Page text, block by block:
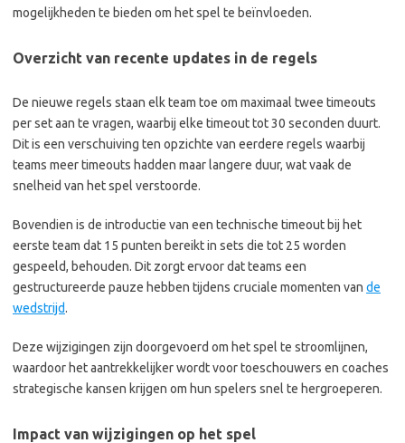
mogelijkheden te bieden om het spel te beïnvloeden.
Overzicht van recente updates in de regels
De nieuwe regels staan elk team toe om maximaal twee timeouts
per set aan te vragen, waarbij elke timeout tot 30 seconden duurt.
Dit is een verschuiving ten opzichte van eerdere regels waarbij
teams meer timeouts hadden maar langere duur, wat vaak de
snelheid van het spel verstoorde.
Bovendien is de introductie van een technische timeout bij het
eerste team dat 15 punten bereikt in sets die tot 25 worden
gespeeld, behouden. Dit zorgt ervoor dat teams een
gestructureerde pauze hebben tijdens cruciale momenten van de
wedstrijd.
Deze wijzigingen zijn doorgevoerd om het spel te stroomlijnen,
waardoor het aantrekkelijker wordt voor toeschouwers en coaches
strategische kansen krijgen om hun spelers snel te hergroeperen.
Impact van wijzigingen op het spel